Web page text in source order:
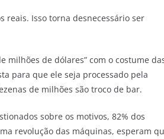
reais. Isso torna desnecessário ser
milhões de dólares” com o costume
para que ele seja processado pela
de milhões são troco de bar.
sobre os motivos, 82% dos
revolução das máquinas, esperam